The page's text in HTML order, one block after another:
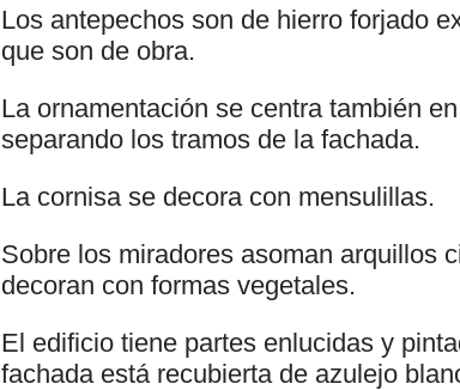
Los antepechos son de hierro forjado
que son de obra.
La ornamentación se centra también
separando los tramos de la fachada.
La cornisa se decora con mensulillas.
Sobre los miradores asoman arquillos
decoran con formas vegetales.
El edificio tiene partes enlucidas y
fachada está recubierta de azulejo